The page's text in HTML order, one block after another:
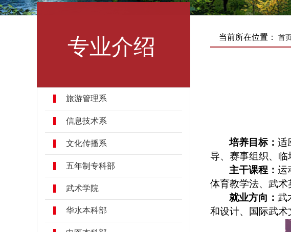
专业介绍
旅游管理系
信息技术系
文化传播系
五年制专科部
武术学院
华水本科部
当前所在位置： 首
培养目标： 适
导、赛事组织、临
主干课程： 运
体育教学法、武术
就业方向： 武
和设计、国际武术